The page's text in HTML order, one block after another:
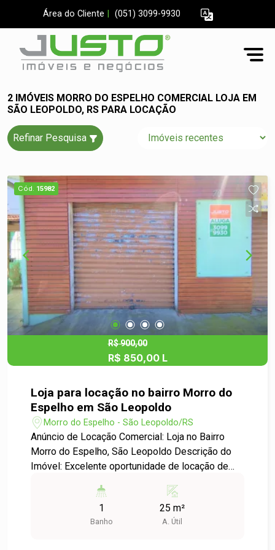
Área do Cliente (051) 3099-9930
2 IMÓVEIS MORRO DO ESPELHO COMERCIAL LOJA EM
SÃO LEOPOLDO, RS PARA LOCAÇÃO
Refinar Pesquisa
Cód. 15982
R$ 900,00
R$ 850,00 L
Loja para locação no bairro Morro do
Espelho em São Leopoldo
Morro do Espelho - São Leopoldo/RS
Anúncio de Locação Comercial: Loja no Bairro
Morro do Espelho, São Leopoldo Descrição do
Imóvel: Excelente oportunidade de locação de
Espelho, em São Leopoldo. Com uma área útil de
25,00m², este espaço é ideal para pequenos
negócios que buscam uma localização
1
Banho
25 m²
A. Útil